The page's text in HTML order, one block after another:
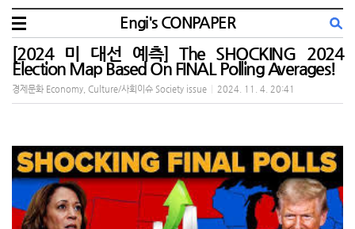
Engi's CONPAPER
[2024 미 대선 예측] The SHOCKING 2024
Election Map Based On FINAL Polling Averages!
경제문화 Economy, Culture/사회이슈 Society issue 2024. 11. 4. 20:41